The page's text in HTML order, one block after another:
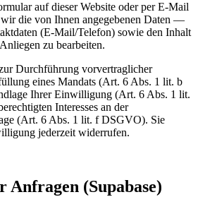
auf dieser Website oder per E-Mail
die von Ihnen angegebenen Daten —
(E-Mail/Telefon) sowie den Inhalt
zu bearbeiten.
Durchführung vorvertraglicher
eines Mandats (Art. 6 Abs. 1 lit. b
Ihrer Einwilligung (Art. 6 Abs. 1 lit.
Interesses an der
(Art. 6 Abs. 1 lit. f DSGVO). Sie
jederzeit widerrufen.
Anfragen (Supabase)